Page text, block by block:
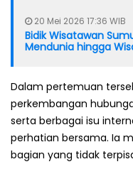
20 Mei 2026 17:36 WIB
Bidik Wisatawan
Mendunia hingga
Dalam pertemuan
perkembangan
serta berbagai isu
perhatian bersama. Ia
bagian yang tidak